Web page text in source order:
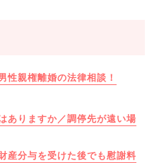
性親権離婚の法律相談！
ありますか／調停先が遠い場
産分与を受けた後でも慰謝料